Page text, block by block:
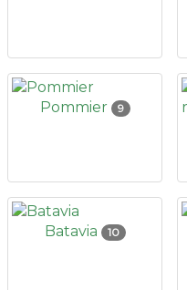
Pommier 9
Batavia 10